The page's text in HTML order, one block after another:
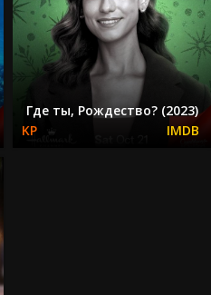
Где ты, Рождество? (2023)